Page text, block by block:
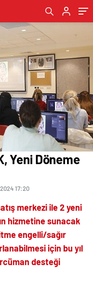
Yeni Döneme
17:20
merkezi ile 2 yeni
hizmetine sunacak
engelli/sağır
için bu yıl
desteği